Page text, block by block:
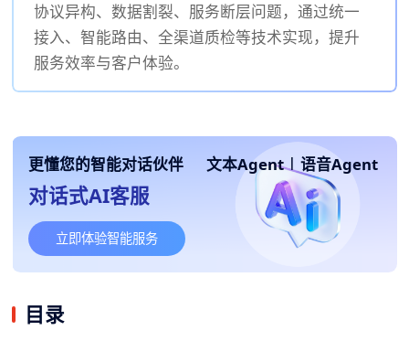
协议异构、数据割裂、服务断层问题，通过统一
接入、智能路由、全渠道质检等技术实现，提升
服务效率与客户体验。
更懂您的智能对话伙伴 文本Agent | 语音Agent
对话式AI客服
立即体验智能服务
目录